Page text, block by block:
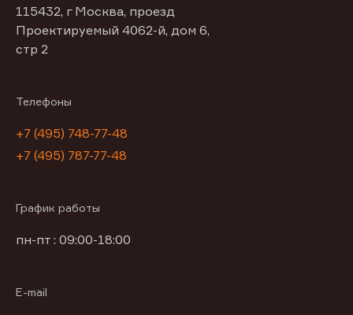
115432, г Москва, проезд
Проектируемый 4062-й, дом 6,
стр 2
Телефоны
+7 (495) 748-77-48
+7 (495) 787-77-48
График работы
пн-пт : 09:00-18:00
E-mail